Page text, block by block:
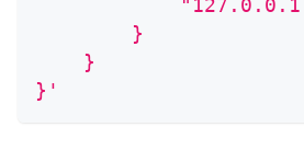
        }
    }
}'